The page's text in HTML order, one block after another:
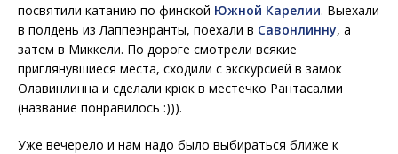
посвятили катанию по финской Южной Карелии. Выехали
в полдень из Лаппеэнранты, поехали в Савонлинну, а
затем в Миккели. По дороге смотрели всякие
приглянувшиеся места, сходили с экскурсией в замок
Олавинлинна и сделали крюк в местечко Рантасалми
(название понравилось :))).
Уже вечерело и нам надо было выбираться ближе к